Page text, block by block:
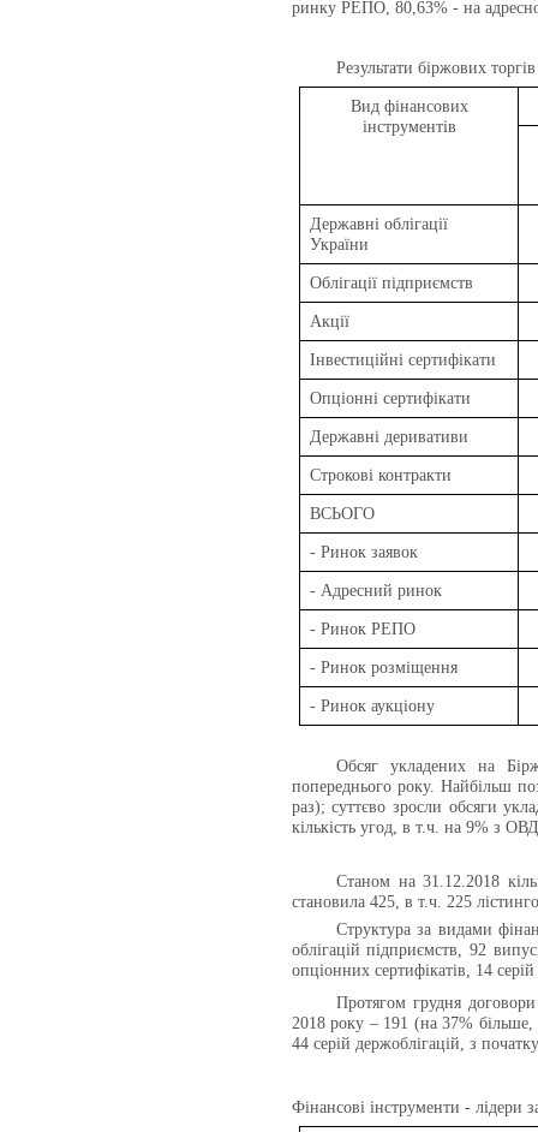
ринку РЕПО, 80,63% - на
Результати біржових
Вид фінансових
інструментів
Державні облігації
України
Облігації підприємств
Акції
Інвестиційні сертифікати
Опціонні сертифікати
Державні деривативи
Строкові контракти
ВСЬОГО
- Ринок заявок
- Адресний ринок
- Ринок РЕПО
- Ринок розміщення
- Ринок аукціону
Обсяг укладених на
попереднього року. Найбільш
раз); суттєво зросли обсяги
кількість угод, в т.ч. на 9% з
Станом на 31.12.2018
становила 425, в т.ч. 225
Структура за видами
облігацій підприємств, 92
опціонних сертифікатів, 14
Протягом грудня
2018 року – 191 (на 37%
44 серій держоблігацій, з
Фінансові інструменти - лідери